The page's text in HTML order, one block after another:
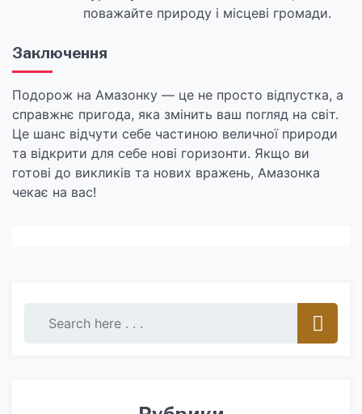
поважайте природу і місцеві громади.
Заключення
Подорож на Амазонку — це не просто відпустка, а
справжнє пригода, яка змінить ваш погляд на світ.
Це шанс відчути себе частиною величної природи
та відкрити для себе нові горизонти. Якщо ви
готові до викликів та нових вражень, Амазонка
чекає на вас!